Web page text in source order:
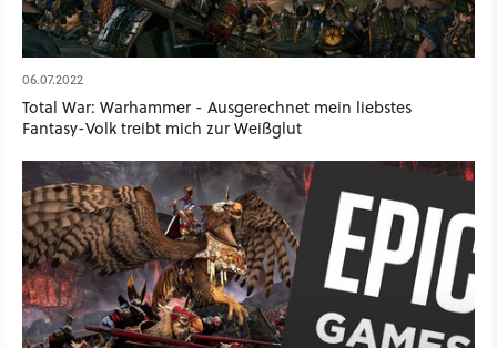
06.07.2022
Total War: Warhammer - Ausgerechnet mein liebstes
Fantasy-Volk treibt mich zur Weißglut